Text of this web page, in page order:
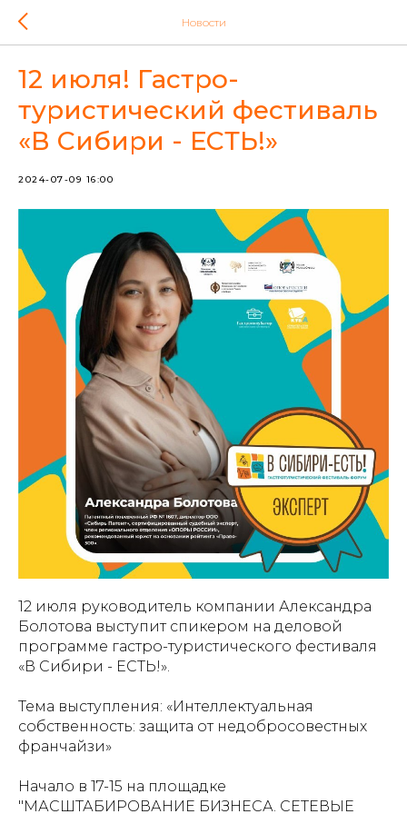
Новости
12 июля! Гастро-
туристический фестиваль
«В Сибири - ЕСТЬ!»
2024-07-09 16:00
12 июля руководитель компании Александра
Болотова выступит спикером на деловой
программе гастро-туристического фестиваля
«В Сибири - ЕСТЬ!».
Тема выступления: «Интеллектуальная
собственность: защита от недобросовестных
франчайзи»
Начало в 17-15 на площадке
"МАСШТАБИРОВАНИЕ БИЗНЕСА. СЕТЕВЫЕ